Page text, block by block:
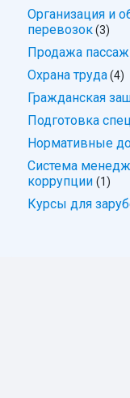
Организация и
перевозок(3)
Продажа
Охрана труда(4)
Гражданская
Подготовка
Нормативные
Система
коррупции(1)
Курсы для